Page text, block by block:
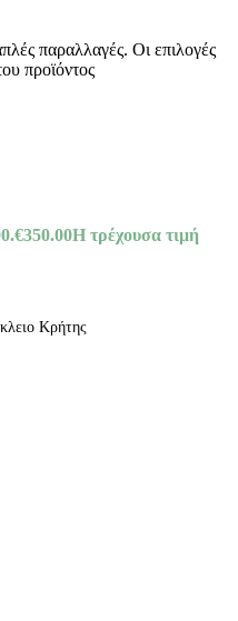
παραλλαγές. Οι επιλογές
προϊόντος
€350.00Η τρέχουσα τιμή
Κρήτης